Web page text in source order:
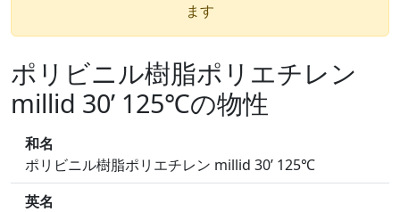
ます
ポリビニル樹脂ポリエチレン
millid 30’ 125℃の物性
和名
ポリビニル樹脂ポリエチレン millid 30’ 125℃
英名